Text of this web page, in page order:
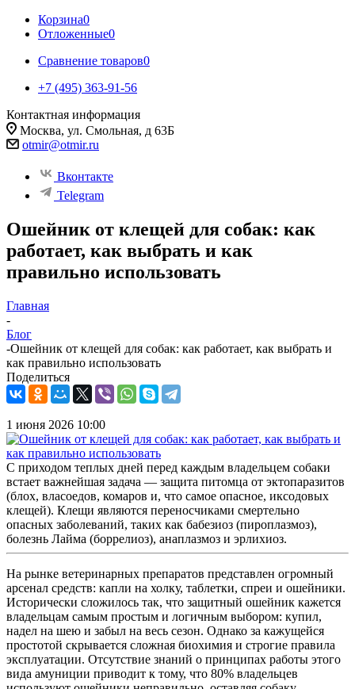
Корзина0
Отложенные0
Сравнение товаров0
+7 (495) 363-91-56
Контактная информация
Москва, ул. Смольная, д 63Б
otmir@otmir.ru
Вконтакте
Telegram
Ошейник от клещей для собак: как
работает, как выбрать и как
правильно использовать
Главная
-
Блог
-Ошейник от клещей для собак: как работает, как выбрать и
как правильно использовать
Поделиться
1 июня 2026 10:00
С приходом теплых дней перед каждым владельцем собаки
встает важнейшая задача — защита питомца от эктопаразитов
(блох, власоедов, комаров и, что самое опасное, иксодовых
клещей). Клещи являются переносчиками смертельно
опасных заболеваний, таких как бабезиоз (пироплазмоз),
болезнь Лайма (боррелиоз), анаплазмоз и эрлихиоз.
На рынке ветеринарных препаратов представлен огромный
арсенал средств: капли на холку, таблетки, спреи и ошейники.
Исторически сложилось так, что защитный ошейник кажется
владельцам самым простым и логичным выбором: купил,
надел на шею и забыл на весь сезон. Однако за кажущейся
простотой скрывается сложная биохимия и строгие правила
эксплуатации. Отсутствие знаний о принципах работы этого
вида амуниции приводит к тому, что 80% владельцев